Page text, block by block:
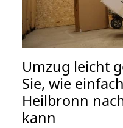
Umzug leicht
Sie, wie
Heilbronn
kann